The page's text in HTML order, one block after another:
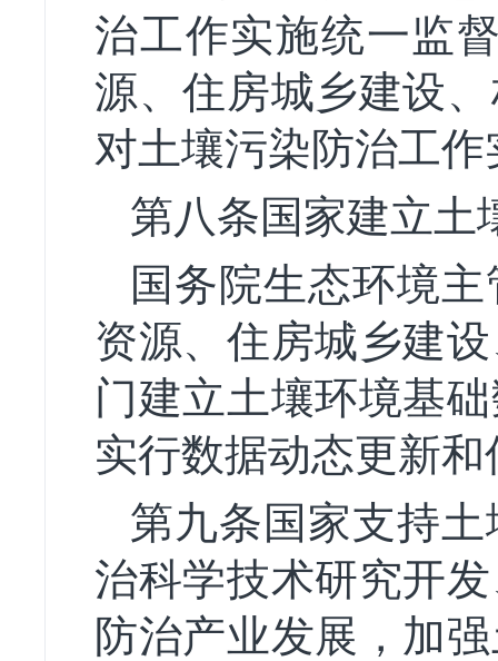
治工作实施统一监
源、住房城乡建设
对土壤污染防治工
第八条国家建立土
国务院生态环境
资源、住房城乡建
门建立土壤环境基
实行数据动态更新
第九条国家支持
治科学技术研究开
防治产业发展，加